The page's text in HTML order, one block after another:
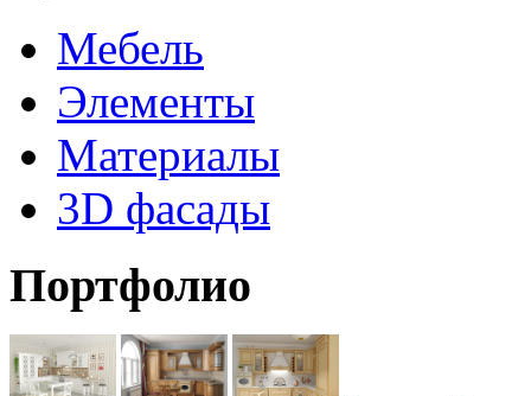
Мебель
Элементы
Материалы
3D фасады
Портфолио